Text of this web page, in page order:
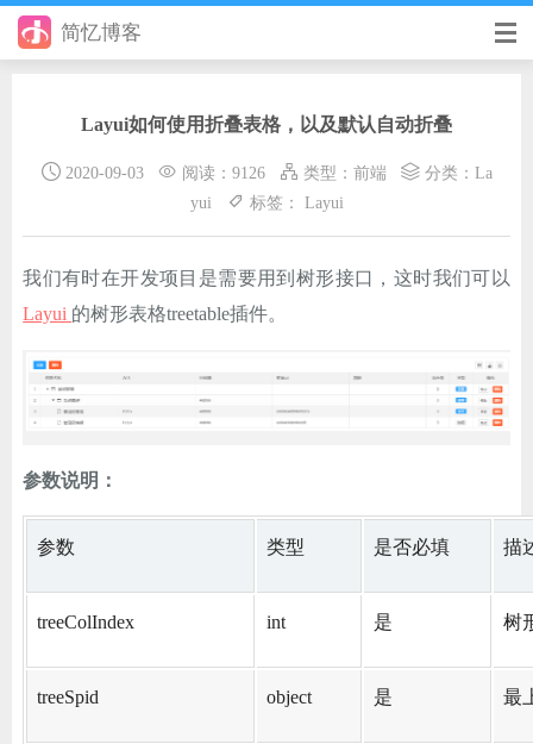
简忆博客
手册
日记
在线工具
ChatGPT
Layui如何使用折叠表格，以及默认自动折叠
2020-09-03 阅读：9126 类型： 前端 分类： La
yui
标签： Layui
我们有时在开发项目是需要用到树形接口，这时我们可以
Layui 的树形表格treetable插件。
参数说明：
参数 类型 是否必填 描
treeColIndex int 是 树
treeSpid object 是 最